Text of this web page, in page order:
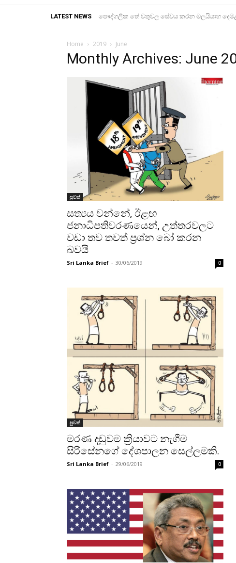
LATEST NEWS පෞද්ගලික තේ වතුවල සේවය කරන මලයියාහ
තෙවරසක් තුළ බෞද්ධ භික්ෂූන්ට එරෙහිව ළමා
Home 2019 June
Monthly Archives: June
පුවත්
සත්‍යය වන්නේ, ඊළඟ
ජනාධිපතිවරණයෙන්, උත්තරවලට
වඩා තව තවත් ප්‍රශ්න බෝ කරන
බවයි
Sri Lanka Brief - 30/06/2019 0
පුවත්
මරණ දඩුවම ක්‍රියාවට නැගීම
සිරිසේනගේ දේශපාලන සෙල්ලමකි.
Sri Lanka Brief - 29/06/2019 0